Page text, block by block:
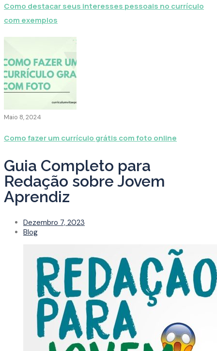
Como destacar seus interesses pessoais no currículo
com exemplos
Maio 8, 2024
Como fazer um currículo grátis com foto online
Guia Completo para
Redação sobre Jovem
Aprendiz
Dezembro 7, 2023
Blog